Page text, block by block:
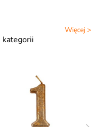
Więcej >
kategorii